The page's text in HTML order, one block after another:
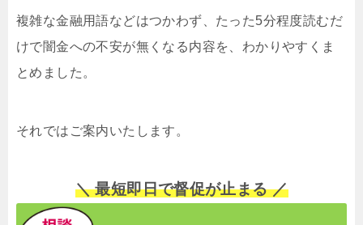
複雑な金融用語などはつかわず、たった5分程度読むだ
けで闇金への不安が無くなる内容を、わかりやすくま
とめました。
それではご案内いたします。
＼ 最短即日で督促が止まる ／